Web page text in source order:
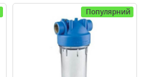
Популярний